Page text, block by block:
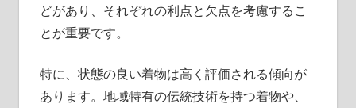
どがあり、それぞれの利点と欠点を考慮するこ
とが重要です。
特に、状態の良い着物は高く評価される傾向が
あります。地域特有の伝統技術を持つ着物や、